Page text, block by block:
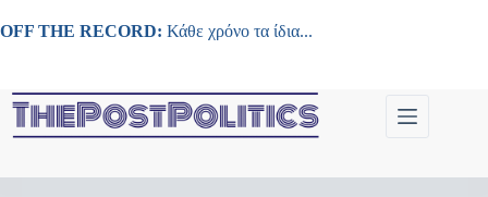
στο
OFF THE RECORD: Κάθε χρόνο τα ίδια...